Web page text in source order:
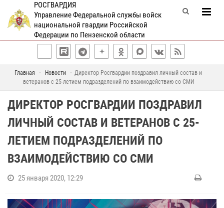
РОСГВАРДИЯ
Управление Федеральной службы войск
национальной гвардии Российской
Федерации по Пензенской области
Главная Новости
Директор Росгвардии поздравил личный состав и
ветеранов с 25-летием подразделений по взаимодействию со СМИ
ДИРЕКТОР РОСГВАРДИИ ПОЗДРАВИЛ
ЛИЧНЫЙ СОСТАВ И ВЕТЕРАНОВ С 25-
ЛЕТИЕМ ПОДРАЗДЕЛЕНИЙ ПО
ВЗАИМОДЕЙСТВИЮ СО СМИ
25 января 2020, 12:29